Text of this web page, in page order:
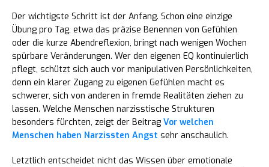
Der wichtigste Schritt ist der Anfang. Schon eine einzige
Übung pro Tag, etwa das präzise Benennen von Gefühlen
oder die kurze Abendreflexion, bringt nach wenigen Wochen
spürbare Veränderungen. Wer den eigenen EQ kontinuierlich
pflegt, schützt sich auch vor manipulativen Persönlichkeiten,
denn ein klarer Zugang zu eigenen Gefühlen macht es
schwerer, sich von anderen in fremde Realitäten ziehen zu
lassen. Welche Menschen narzisstische Strukturen
besonders fürchten, zeigt der Beitrag Vor welchen
Menschen haben Narzissten Angst sehr anschaulich.
Letztlich entscheidet nicht das Wissen über emotionale